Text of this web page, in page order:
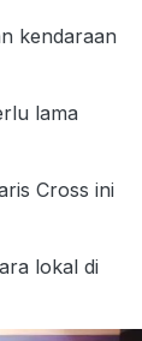
kendaraan
lama
Cross ini
lokal di